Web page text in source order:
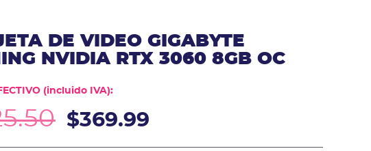
DE VIDEO GIGABYTE
NVIDIA RTX 3060 8GB OC
(incluido IVA):
$369.99